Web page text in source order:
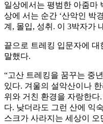
일상에서는 평범한 아줌마
상에 서는 순간 ‘산악인 박
계, 몰입, 성취. 이 3박자가
끝으로 트레킹 입문자에
말했다.
“고산 트레킹을 꿈꾸는 중
있다. 겨울의 설악산이나
위와 거친 환경을 자랑한
다. 낮더라도 그런 산에 익
스크가 사라지는 세상이